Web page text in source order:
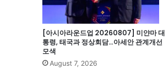
[아시아라운드업 20260807] 미얀마 대
통령, 태국과 정상회담…아세안 관계개선
모색
August 7, 2026